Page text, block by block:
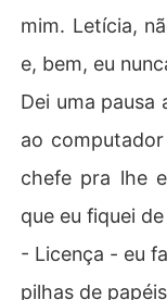
mim. Letícia,
e, bem, eu
Dei uma pausa
ao
chefe pra lhe
que eu fiquei
- Licença - eu
pilhas de